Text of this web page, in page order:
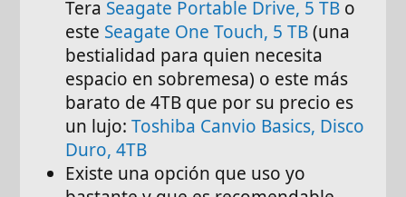
Tera Seagate Portable Drive, 5 TB o
este Seagate One Touch, 5 TB(una
bestialidad para quien necesita
espacio en sobremesa) o este más
barato de 4TB que por su precio es
un lujo:Toshiba Canvio Basics, Disco
Duro, 4TB
Existe una opción que uso yo